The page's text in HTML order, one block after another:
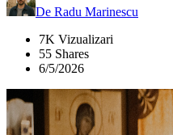
De Radu Marinescu
7K Vizualizari
55 Shares
6/5/2026